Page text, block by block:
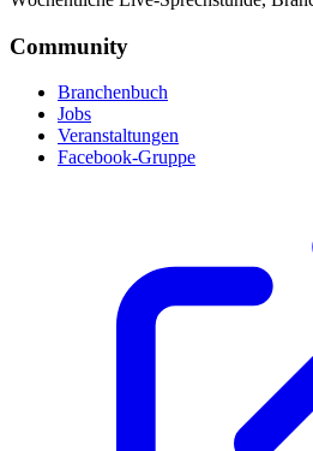
Community
Branchenbuch
Jobs
Veranstaltungen
Facebook-Gruppe